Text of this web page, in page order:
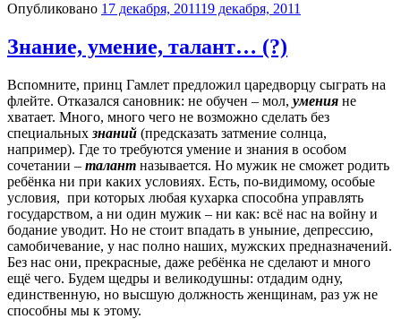
Опубликовано 17 декабря, 201119 декабря, 2011
Знание, умение, талант… (?)
Вспомните, принц Гамлет предложил царедворцу сыграть на
флейте. Отказался сановник: не обучен – мол, умения не
хватает. Много, много чего не возможно сделать без
специальных знаний (предсказать затмение солнца,
например). Где то требуются умение и знания в особом
сочетании – талант называется. Но мужик не сможет родить
ребёнка ни при каких условиях. Есть, по-видимому, особые
условия, при которых любая кухарка способна управлять
государством, а ни один мужик – ни как: всё нас на войну и
бодание уводит. Но не стоит впадать в уныние, депрессию,
самобичевание, у нас полно наших, мужских предназначений.
Без нас они, прекрасные, даже ребёнка не сделают и много
ещё чего. Будем щедры и великодушны: отдадим одну,
единственную, но высшую должность женщинам, раз уж не
способны мы к этому.